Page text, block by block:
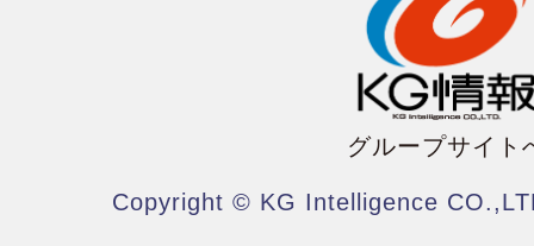
グループサイト
Copyright © KG Intelligence